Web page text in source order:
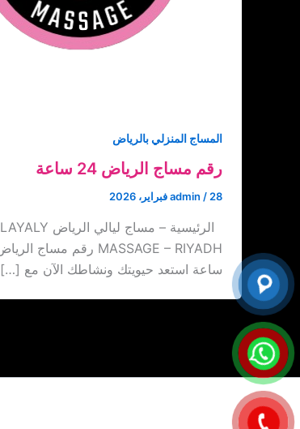
المساج المنزلي بالرياض
رقم مساج الرياض 24 ساعة
admin /28 فبراير، 2026
الرئيسية – مساج ليالي الرياض LAYALY
ساعة استعد حيويتك ونشاطك الآن مع […]